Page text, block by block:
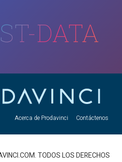
ST-DATA
Acerca de Prodavinci Contáctenos
TODOS LOS DERECHOS